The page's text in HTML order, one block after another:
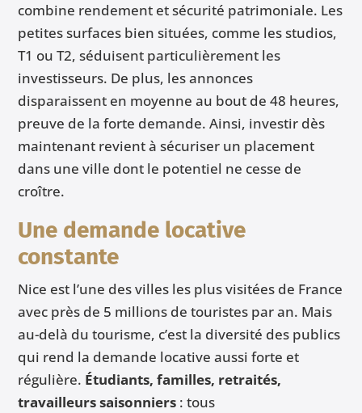
combine rendement et sécurité patrimoniale. Les
petites surfaces bien situées, comme les studios,
T1 ou T2, séduisent particulièrement les
investisseurs. De plus, les annonces
disparaissent en moyenne au bout de 48 heures,
preuve de la forte demande. Ainsi, investir dès
maintenant revient à sécuriser un placement
dans une ville dont le potentiel ne cesse de
croître.
Une demande locative
constante
Nice est l’une des villes les plus visitées de France
avec près de 5 millions de touristes par an. Mais
au-delà du tourisme, c’est la diversité des publics
qui rend la demande locative aussi forte et
régulière. Étudiants, familles, retraités,
travailleurs saisonniers : tous